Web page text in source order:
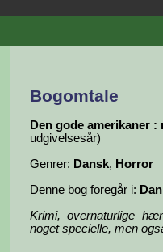
Bogomtale
Den gode amerikaner :
udgivelsesår)
Genrer: Dansk, Horror
Denne bog foregår i:
Krimi, overnaturlige
noget specielle, men